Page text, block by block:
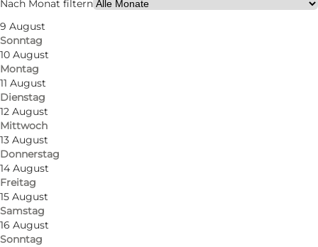
Nach Monat filtern
9 August
Sonntag
10 August
Montag
11 August
Dienstag
12 August
Mittwoch
13 August
Donnerstag
14 August
Freitag
15 August
Samstag
16 August
Sonntag